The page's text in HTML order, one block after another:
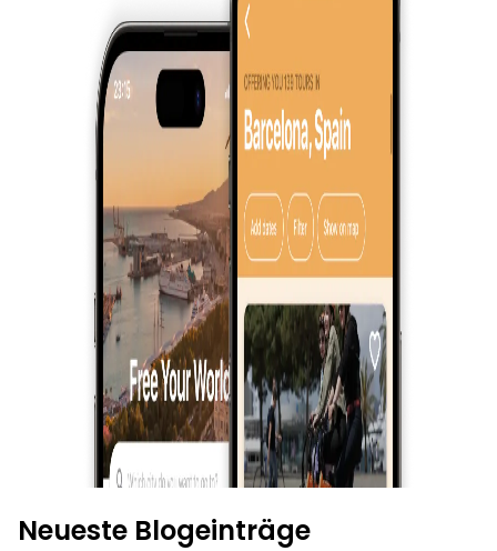
Neueste Blogeinträge